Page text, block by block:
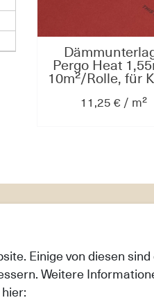
Pergo Heat
10m²/Rolle, für
11,25 € / m²
Zahlungsarten
Widerrufs­recht
Einige von diesen
Weitere